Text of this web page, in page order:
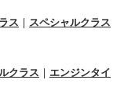
ス | スペシャルクラス
クラス | エンジンタイ